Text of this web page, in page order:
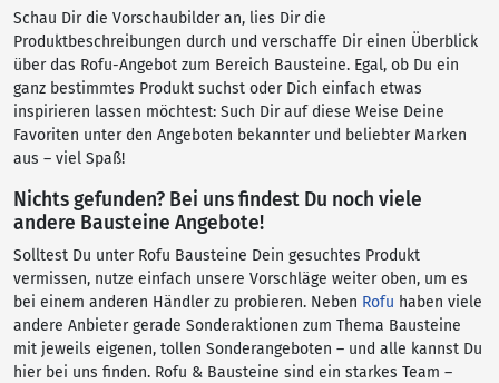
Schau Dir die Vorschaubilder an, lies Dir die
Produktbeschreibungen durch und verschaffe Dir einen Überblick
über das Rofu-Angebot zum Bereich Bausteine. Egal, ob Du ein
ganz bestimmtes Produkt suchst oder Dich einfach etwas
inspirieren lassen möchtest: Such Dir auf diese Weise Deine
Favoriten unter den Angeboten bekannter und beliebter Marken
aus – viel Spaß!
Nichts gefunden? Bei uns findest Du noch viele
andere Bausteine Angebote!
Solltest Du unter Rofu Bausteine Dein gesuchtes Produkt
vermissen, nutze einfach unsere Vorschläge weiter oben, um es
bei einem anderen Händler zu probieren. Neben Rofu haben viele
andere Anbieter gerade Sonderaktionen zum Thema Bausteine
mit jeweils eigenen, tollen Sonderangeboten – und alle kannst Du
hier bei uns finden. Rofu & Bausteine sind ein starkes Team –